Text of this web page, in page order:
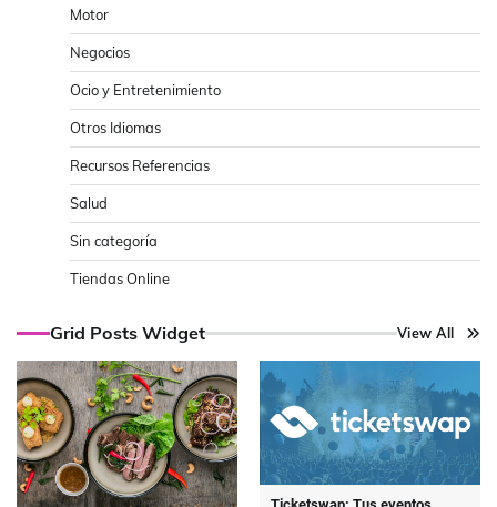
Motor
Negocios
Ocio y Entretenimiento
Otros Idiomas
Recursos Referencias
Salud
Sin categoría
Tiendas Online
Grid Posts Widget View All